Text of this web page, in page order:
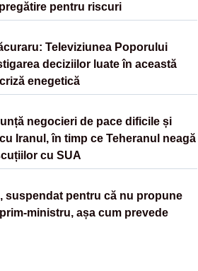
pentru riscuri
Televiziunea Poporului
deciziilor luate în această
enegetică
negocieri de pace dificile și
Iranul, în timp ce Teheranul neagă
cu SUA
suspendat pentru că nu propune
ministru, așa cum prevede